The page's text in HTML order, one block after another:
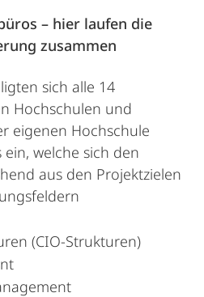
– hier laufen die
zusammen
sich alle 14
Hochschulen und
eigenen Hochschule
welche sich den
aus den Projektzielen
(CIO-Strukturen)